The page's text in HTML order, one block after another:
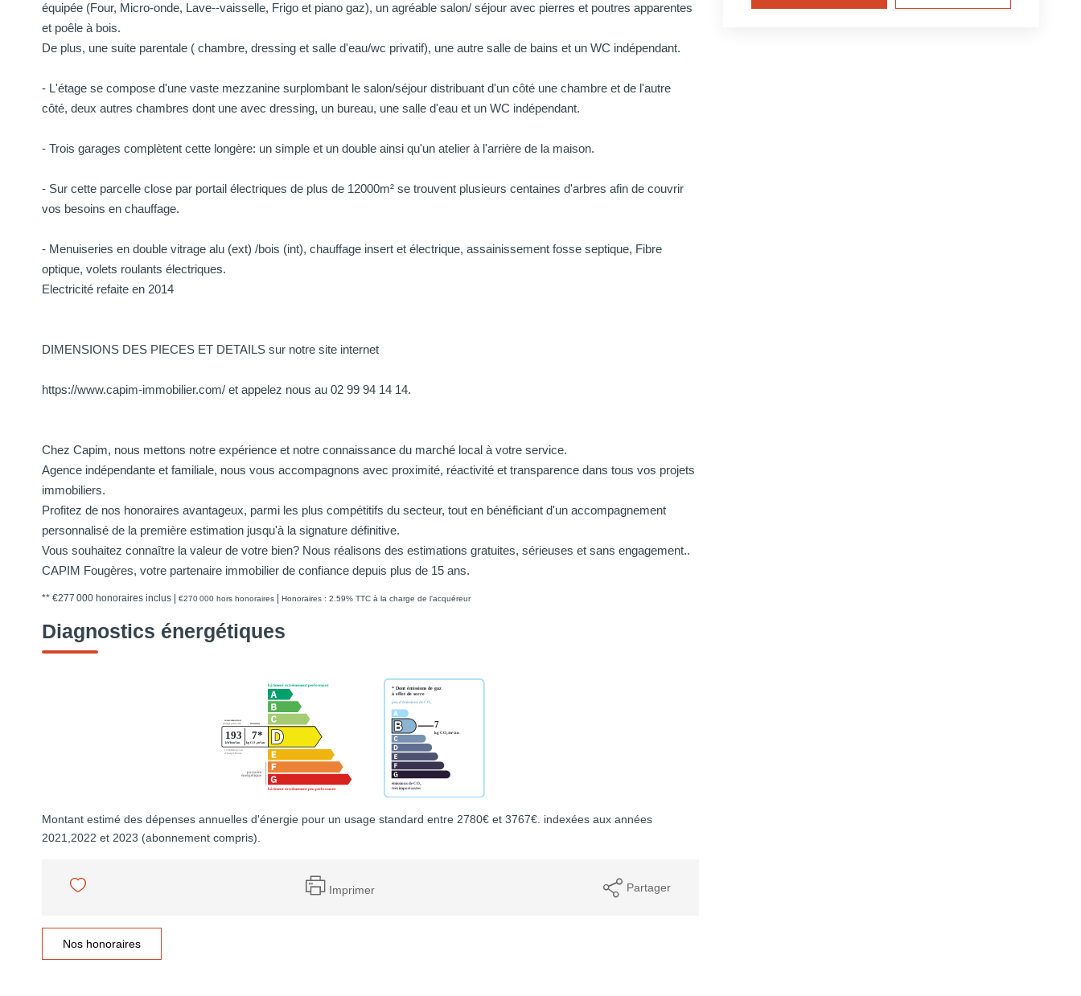
équipée (Four, Micro-onde, Lave--vaisselle, Frigo et piano gaz), un agréable salon/ séjour avec pierres et poutres apparentes
et poêle à bois.
De plus, une suite parentale ( chambre, dressing et salle d'eau/wc privatif), une autre salle de bains et un WC indépendant.
- L'étage se compose d'une vaste mezzanine surplombant le salon/séjour distribuant d'un côté une chambre et de l'autre
côté, deux autres chambres dont une avec dressing, un bureau, une salle d'eau et un WC indépendant.
- Trois garages complètent cette longère: un simple et un double ainsi qu'un atelier à l'arrière de la maison.
- Sur cette parcelle close par portail électriques de plus de 12000m² se trouvent plusieurs centaines d'arbres afin de couvrir
vos besoins en chauffage.
- Menuiseries en double vitrage alu (ext) /bois (int), chauffage insert et électrique, assainissement fosse septique, Fibre
optique, volets roulants électriques.
Electricité refaite en 2014
DIMENSIONS DES PIECES ET DETAILS sur notre site internet
https://www.capim-immobilier.com/ et appelez nous au 02 99 94 14 14.
Chez Capim, nous mettons notre expérience et notre connaissance du marché local à votre service.
Agence indépendante et familiale, nous vous accompagnons avec proximité, réactivité et transparence dans tous vos projets
immobiliers.
Profitez de nos honoraires avantageux, parmi les plus compétitifs du secteur, tout en bénéficiant d'un accompagnement
personnalisé de la première estimation jusqu'à la signature définitive.
Vous souhaitez connaître la valeur de votre bien? Nous réalisons des estimations gratuites, sérieuses et sans engagement..
CAPIM Fougères, votre partenaire immobilier de confiance depuis plus de 15 ans.
** €277 000 honoraires inclus €270 000 hors honoraires Honoraires : 2.59% TTC à la charge de l'acquéreur
Diagnostics énergétiques
Montant estimé des dépenses annuelles d'énergie pour un usage standard entre 2780€ et 3767€. indexées aux années
2021,2022 et 2023 (abonnement compris).
Imprimer Partager
Nos honoraires